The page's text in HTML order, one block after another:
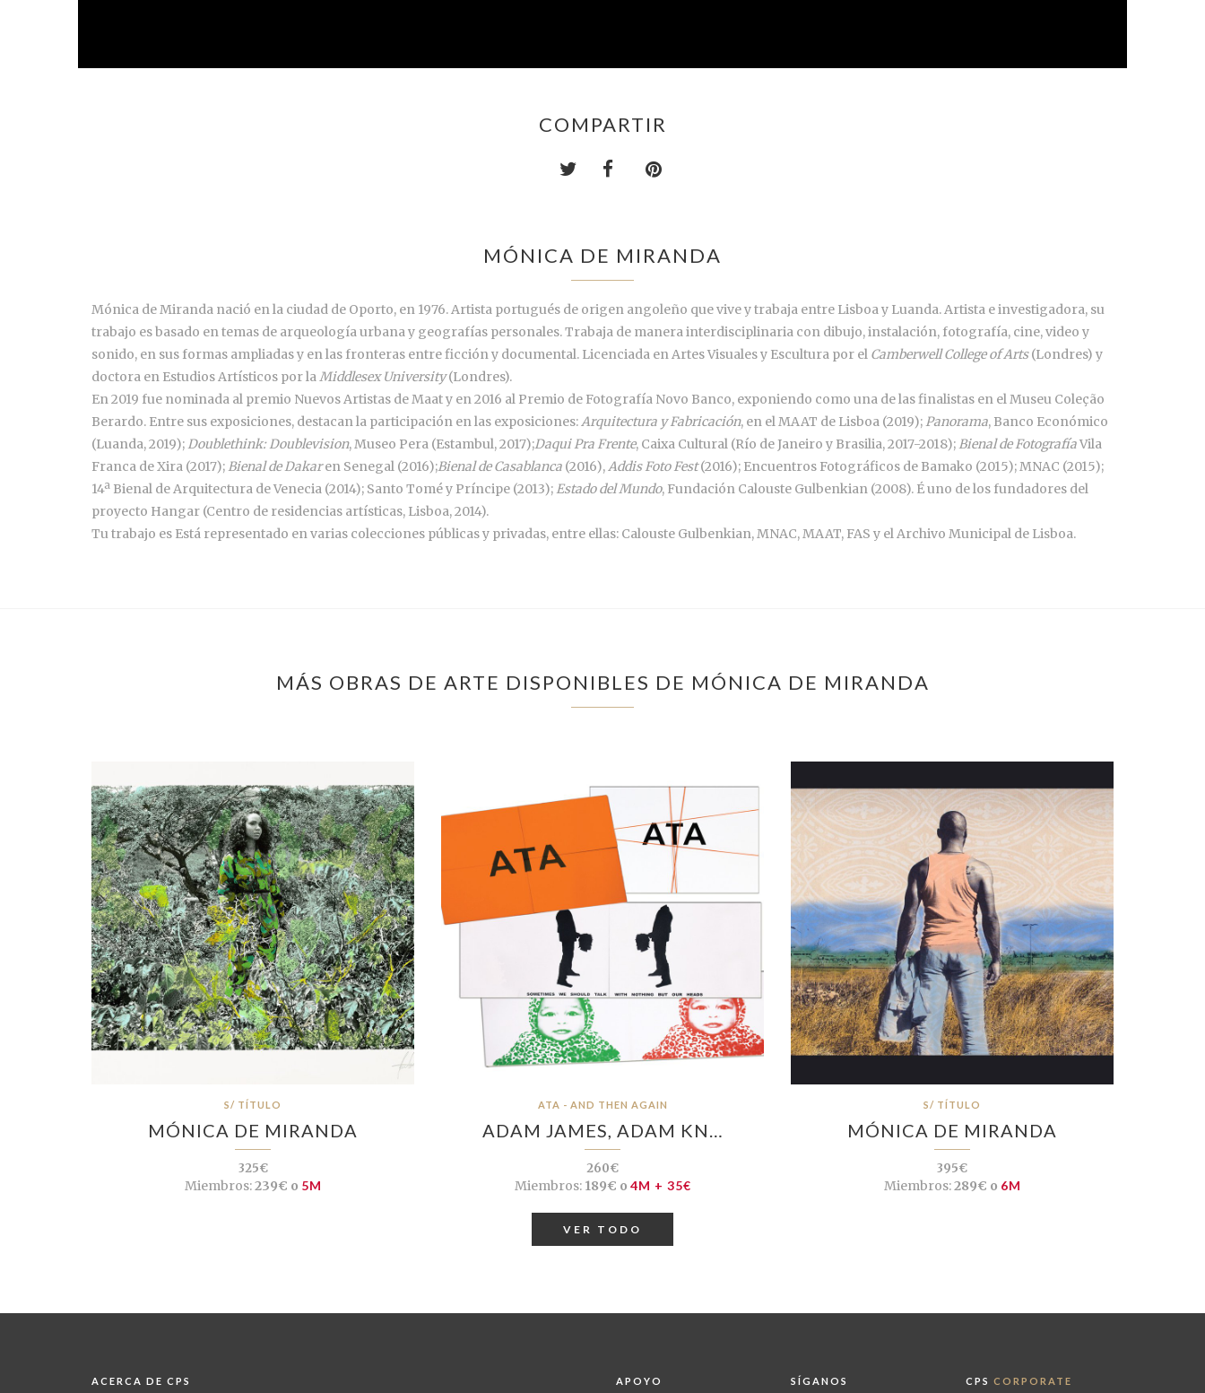
COMPARTIR
MÓNICA DE MIRANDA
Mónica de Miranda nació en la ciudad de Oporto, en 1976. Artista portugués de origen angoleño que vive y trabaja entre Lisboa y Luanda. Artista e investigadora, su
trabajo es basado en temas de arqueología urbana y geografías personales. Trabaja de manera interdisciplinaria con dibujo, instalación, fotografía, cine, video y
sonido, en sus formas ampliadas y en las fronteras entre ficción y documental. Licenciada en Artes Visuales y Escultura por el Camberwell College of Arts(Londres) y
doctora en Estudios Artísticos por laMiddlesex University(Londres).
En 2019 fue nominada al premio Nuevos Artistas de Maat y en 2016 al Premio de Fotografía Novo Banco, exponiendo como una de las finalistas en el Museu Coleção
Berardo. Entre sus exposiciones, destacan la participación en las exposiciones:Arquitectura y Fabricación, en el MAAT de Lisboa (2019);Panorama, Banco Económico
(Luanda, 2019);Doublethink: Doublevision, Museo Pera (Estambul, 2017);Daqui Pra Frente, Caixa Cultural (Río de Janeiro y Brasilia, 2017-2018);Bienal de FotografíaVila
Franca de Xira (2017);Bienal de Dakaren Senegal (2016);Bienal de Casablanca (2016),Addis Foto Fest(2016); Encuentros Fotográficos de Bamako (2015); MNAC (2015);
14ª Bienal de Arquitectura de Venecia (2014); Santo Tomé y Príncipe (2013);Estado del Mundo, Fundación Calouste Gulbenkian (2008). É uno de los fundadores del
proyecto Hangar (Centro de residencias artísticas, Lisboa, 2014).
Tu trabajo es Está representado en varias colecciones públicas y privadas, entre ellas: Calouste Gulbenkian, MNAC, MAAT, FAS y el Archivo Municipal de Lisboa.
MÁS OBRAS DE ARTE DISPONIBLES DE MÓNICA DE MIRANDA
S/ TÍTULO
MÓNICA DE MIRANDA
325€
Miembros:239€ o 5M
ATA - AND THEN AGAIN
ADAM JAMES, ADAM KN…
260€
Miembros:189€ o 4M + 35€
S/ TÍTULO
MÓNICA DE MIRANDA
395€
Miembros:289€ o 6M
VER TODO
ACERCA DE CPS APOYO SÍGANOS CPS CORPORATE